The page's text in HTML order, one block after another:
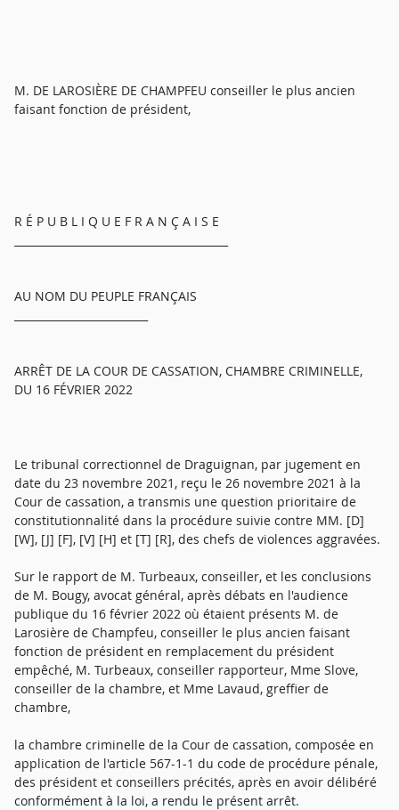
M. DE LAROSIÈRE DE CHAMPFEU conseiller le plus ancien
faisant fonction de président,
R É P U B L I Q U E F R A N Ç A I S E
AU NOM DU PEUPLE FRANÇAIS
ARRÊT DE LA COUR DE CASSATION, CHAMBRE CRIMINELLE,
DU 16 FÉVRIER 2022
Le tribunal correctionnel de Draguignan, par jugement en
date du 23 novembre 2021, reçu le 26 novembre 2021 à la
Cour de cassation, a transmis une question prioritaire de
constitutionnalité dans la procédure suivie contre MM. [D]
[W], [J] [F], [V] [H] et [T] [R], des chefs de violences aggravées.
Sur le rapport de M. Turbeaux, conseiller, et les conclusions
de M. Bougy, avocat général, après débats en l'audience
publique du 16 février 2022 où étaient présents M. de
Larosière de Champfeu, conseiller le plus ancien faisant
fonction de président en remplacement du président
empêché, M. Turbeaux, conseiller rapporteur, Mme Slove,
conseiller de la chambre, et Mme Lavaud, greffier de
chambre,
la chambre criminelle de la Cour de cassation, composée en
application de l'article 567-1-1 du code de procédure pénale,
des président et conseillers précités, après en avoir délibéré
conformément à la loi, a rendu le présent arrêt.